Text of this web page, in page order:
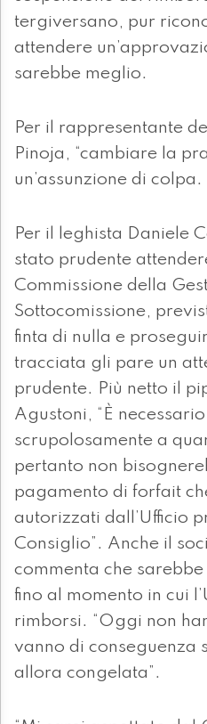
tergiversano, pur
attendere
sarebbe meglio.
Per il rappresentante
Pinoja, “cambiare la
un’assunzione di colpa.
Per il leghista Daniele
stato prudente
Commissione della
Sottocomissione,
finta di nulla e
tracciata gli pare un
prudente. Più netto il
Agustoni, “È
scrupolosamente a
pertanto non
pagamento di forfait
autorizzati dall’Ufficio
Consiglio”. Anche il
commenta che
fino al momento in cui
rimborsi. “Oggi non
vanno di conseguenza
allora congelata”.